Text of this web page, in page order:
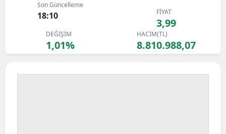
Son Güncelleme
18:10 FİYAT
3,99
DEĞİŞİM
1,01%
HACİM(TL)
8.810.988,07